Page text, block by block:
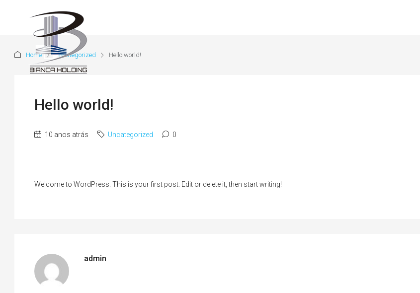
Home Uncategorized Hello world!
Hello world!
10 anos atrás Uncategorized 0
Welcome to WordPress. This is your first post. Edit or delete it, then start writing!
admin